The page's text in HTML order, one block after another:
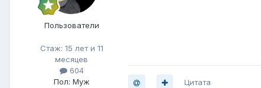
Пользователи
Стаж: 15 лет и 11
месяцев
604
Пол: Муж
Цитата